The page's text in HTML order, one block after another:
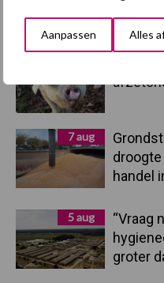
Aanpassen Alles
Sidebar
Recent nieuws
7 aug
handel
5 aug
“Vraag
groter